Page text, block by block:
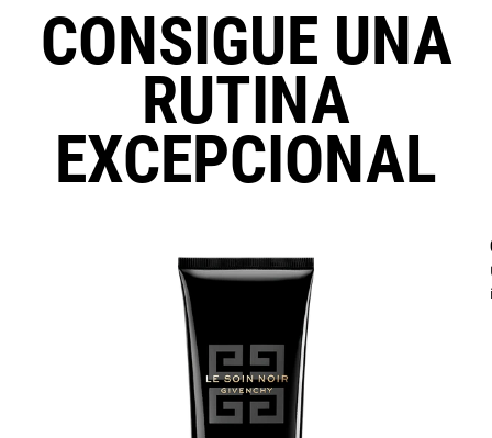
CONSIGUE UNA
RUTINA
EXCEPCIONAL